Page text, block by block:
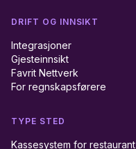
DRIFT OG INNSIKT
Integrasjoner
Gjesteinnsikt
Favrit Nettverk
For regnskapsførere
TYPE STED
Kassesystem for restaurant